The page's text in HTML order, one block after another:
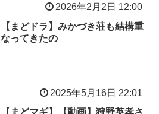
2026年2月2日 12:00
【まどドラ】みかづき荘も結構重
なってきたの
2025年5月16日 22:01